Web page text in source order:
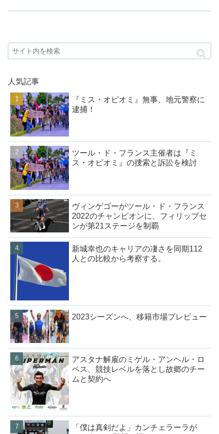
人気記事
『ミス・オピオミ』無事、地元警察に
逮捕！
ツール・ド・フランス主催者は『ミ
ス・オピオミ』の捜索と訴訟を検討
ヴィンゲゴーがツール・ド・フランス
2022のチャンピオンに、フィリップセ
ンが第21ステージを制覇
新城幸也のキャリアの凄さを同期112
人との比較から考察する。
2023シーズンへ、移籍市場プレビュー
アスタナ解雇のミゲル・アンヘル・ロ
ペス、競技レベルを落とし故郷のチー
ムと契約へ
「僕は真剣だよ」カンチェラーラが